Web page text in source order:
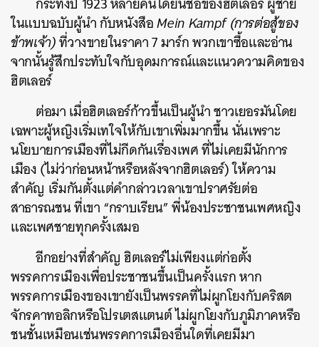
ในแบบฉบับผู้นำ กับหนังสือMein Kampf (การต่อสู้ของ
ข้าพเจ้า)ที่วางขายในราคา 7 มาร์ก พวกเขาซื้อและอ่าน
จากนั้นรู้สึกประทับใจกับอุดมการณ์และแนวความคิดของ
ฮิตเลอร์
ต่อมา เมื่อฮิตเลอร์ก้าวขึ้นเป็นผู้นำ ชาวเยอรมันโดย
เฉพาะผู้หญิงเริ่มเทใจให้กับเขาเพิ่มมากขึ้น นั่นเพราะ
นโยบายการเมืองที่ไม่กีดกันเรื่องเพศ ที่ไม่เคยมีนักการ
เมือง (ไม่ว่าก่อนหน้าหรือหลังจากฮิตเลอร์) ให้ความ
สำคัญ เริ่มกันตั้งแต่คำกล่าวเวลาเขาปราศรัยต่อ
สาธารณชน ที่เขา “กราบเรียน” พี่น้องประชาชนเพศหญิง
และเพศชายทุกครั้งเสมอ
อีกอย่างที่สำคัญ ฮิตเลอร์ไม่เพียงแต่ก่อตั้ง
พรรคการเมืองเพื่อประชาชนขึ้นเป็นครั้งแรก หาก
พรรคการเมืองของเขายังเป็นพรรคที่ไม่ผูกโยงกับคริสต
จักรคาทอลิกหรือโปรเตสแตนต์ ไม่ผูกโยงกับภูมิภาคหรือ
ชนชั้นเหมือนเช่นพรรคการเมืองอื่นใดที่เคยมีมา